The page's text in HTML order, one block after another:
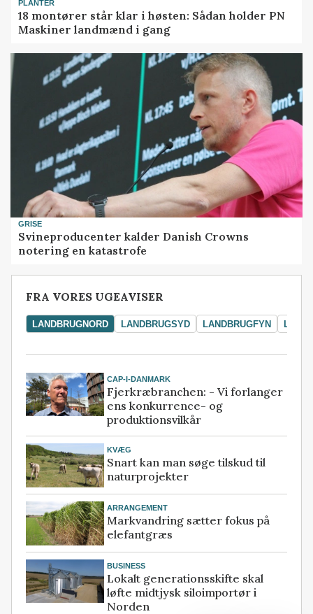
PLANTER
18 montører står klar i høsten: Sådan holder PN
Maskiner landmænd i gang
GRISE
Svineproducenter kalder Danish Crowns
notering en katastrofe
FRA VORES UGEAVISER
LANDBRUGNORD LANDBRUGSYD LANDBRUGFYN
CAP-I-DANMARK
Fjerkræbranchen: - Vi forlanger
ens konkurrence- og
produktionsvilkår
KVÆG
Snart kan man søge tilskud til
naturprojekter
ARRANGEMENT
Markvandring sætter fokus på
elefantgræs
BUSINESS
Lokalt generationsskifte skal
løfte midtjysk siloimportør i
Norden